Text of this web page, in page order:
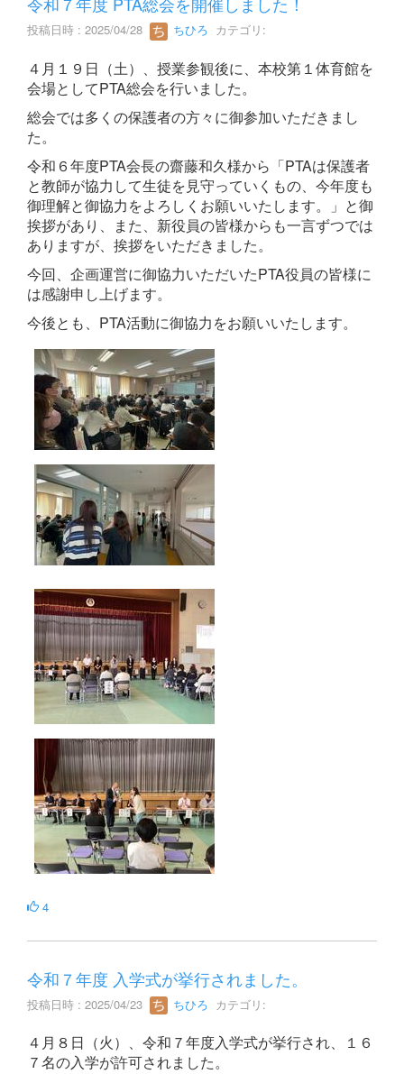
投稿日時 : 2025/04/28 ちひろ カテゴリ:
４月１９日（土）、授業参観後に、本校第１体育館を
会場としてPTA総会を行いました。
総会では多くの保護者の方々に御参加いただきまし
た。
令和６年度PTA会長の齋藤和久様から「PTAは保護者
と教師が協力して生徒を見守っていくもの、今年度も
御理解と御協力をよろしくお願いいたします。」と御
挨拶があり、また、新役員の皆様からも一言ずつでは
ありますが、挨拶をいただきました。
今回、企画運営に御協力いただいたPTA役員の皆様に
は感謝申し上げます。
今後とも、PTA活動に御協力をお願いいたします。
4
令和７年度 入学式が挙行されました。
投稿日時 : 2025/04/23 ちひろ カテゴリ:
４月８日（火）、令和７年度入学式が挙行され、１６
７名の入学が許可されました。